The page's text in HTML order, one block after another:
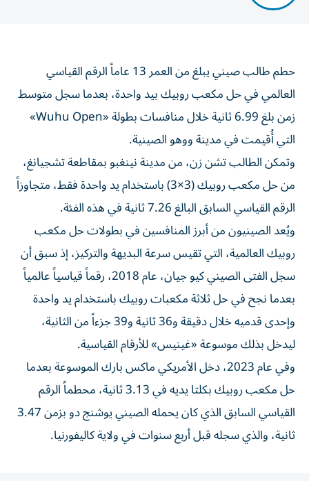
حطم طالب صيني يبلغ من العمر 13 عاماً الرقم القياسي
العالمي في حل مكعب روبيك بيد واحدة، بعدما سجل متوسط
زمن بلغ 6.99 ثانية خلال منافسات بطولة «Wuhu Open»
التي أُقيمت في مدينة ووهو الصينية.
وتمكن الطالب تشن زن، من مدينة نينغبو بمقاطعة تشجيانغ،
من حل مكعب روبيك (3×3) باستخدام يد واحدة فقط، متجاوزاً
الرقم القياسي السابق البالغ 7.26 ثانية في هذه الفئة.
ويُعد الصينيون من أبرز المنافسين في بطولات حل مكعب
روبيك العالمية، التي تقيس سرعة البديهة والتركيز، إذ سبق أن
سجل الفتى الصيني كيو جيان، عام 2018، رقماً قياسياً عالمياً
بعدما نجح في حل ثلاثة مكعبات روبيك باستخدام يد واحدة
وإحدى قدميه خلال دقيقة و36 ثانية و39 جزءاً من الثانية،
ليدخل بذلك موسوعة «غينيس» للأرقام القياسية.
وفي عام 2023، دخل الأمريكي ماكس بارك الموسوعة بعدما
حل مكعب روبيك بكلتا يديه في 3.13 ثانية، محطماً الرقم
القياسي السابق الذي كان يحمله الصيني يوشنج دو بزمن 3.47
ثانية، والذي سجله قبل أربع سنوات في ولاية كاليفورنيا.